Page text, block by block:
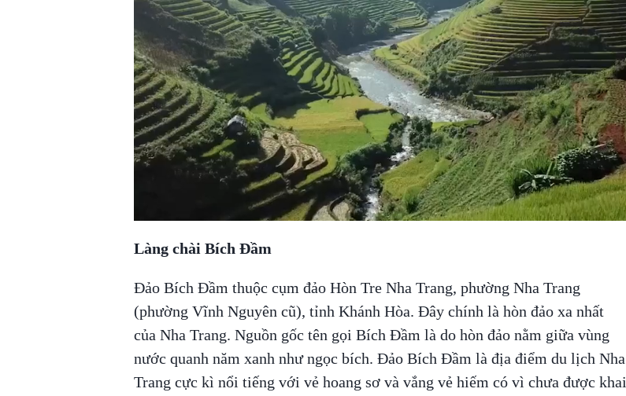
Làng chài Bích Đầm
Đảo Bích Đầm thuộc cụm đảo Hòn Tre Nha Trang, phường Nha Trang
(phường Vĩnh Nguyên cũ), tỉnh Khánh Hòa. Đây chính là hòn đảo xa nhất
của Nha Trang. Nguồn gốc tên gọi Bích Đầm là do hòn đảo nằm giữa vùng
nước quanh năm xanh như ngọc bích. Đảo Bích Đầm là địa điểm du lịch Nha
Trang cực kì nổi tiếng với vẻ hoang sơ và vắng vẻ hiếm có vì chưa được khai